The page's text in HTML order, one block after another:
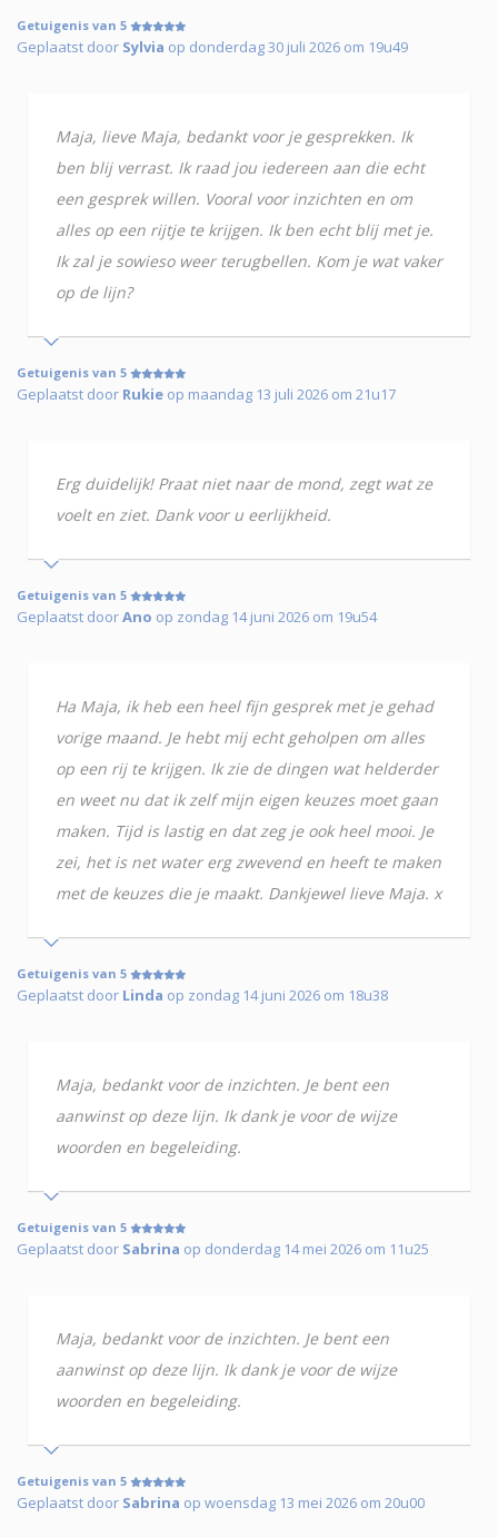
Getuigenis van 5
Geplaatst door Sylvia op donderdag 30 juli 2026 om 19u49
Maja, lieve Maja, bedankt voor je gesprekken. Ik
ben blij verrast. Ik raad jou iedereen aan die echt
een gesprek willen. Vooral voor inzichten en om
alles op een rijtje te krijgen. Ik ben echt blij met je.
Ik zal je sowieso weer terugbellen. Kom je wat vaker
op de lijn?
Getuigenis van 5
Geplaatst door Rukie op maandag 13 juli 2026 om 21u17
Erg duidelijk! Praat niet naar de mond, zegt wat ze
voelt en ziet. Dank voor u eerlijkheid.
Getuigenis van 5
Geplaatst doorAno op zondag 14 juni 2026 om 19u54
Ha Maja, ik heb een heel fijn gesprek met je gehad
vorige maand. Je hebt mij echt geholpen om alles
op een rij te krijgen. Ik zie de dingen wat helderder
en weet nu dat ik zelf mijn eigen keuzes moet gaan
maken. Tijd is lastig en dat zeg je ook heel mooi. Je
zei, het is net water erg zwevend en heeft te maken
met de keuzes die je maakt. Dankjewel lieve Maja. x
Getuigenis van 5
Geplaatst door Linda op zondag 14 juni 2026 om 18u38
Maja, bedankt voor de inzichten. Je bent een
aanwinst op deze lijn. Ik dank je voor de wijze
woorden en begeleiding.
Getuigenis van 5
Geplaatst door Sabrina op donderdag 14 mei 2026 om 11u25
Maja, bedankt voor de inzichten. Je bent een
aanwinst op deze lijn. Ik dank je voor de wijze
woorden en begeleiding.
Getuigenis van 5
Geplaatst door Sabrina op woensdag 13 mei 2026 om 20u00